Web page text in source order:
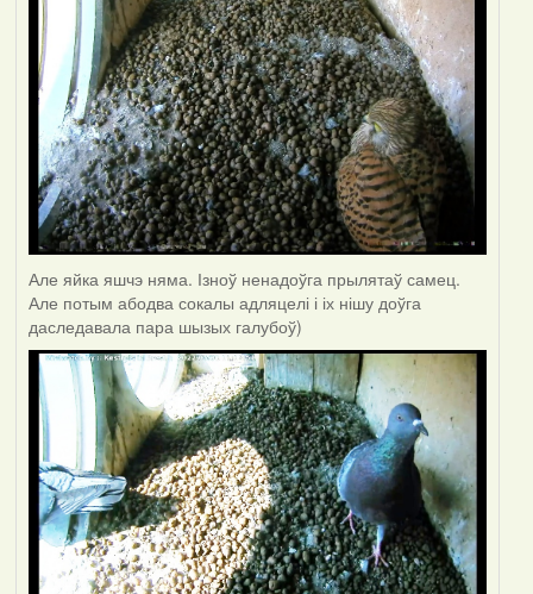
Але яйка яшчэ няма. Ізноў ненадоўга прылятаў самец.
Але потым абодва сокалы адляцелі і іх нішу доўга
даследавала пара шызых галубоў)